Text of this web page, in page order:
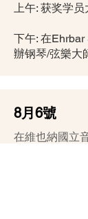
上午: 获奖学员
下午: 在
辦钢琴/弦樂大
8月6號
在維也納國立